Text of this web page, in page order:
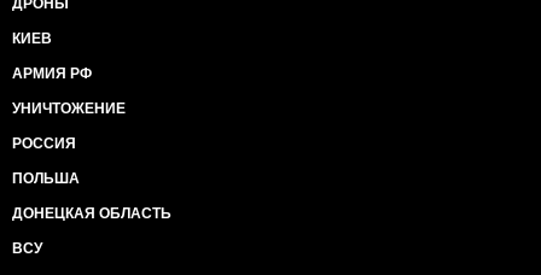
ДРОНЫ
КИЕВ
АРМИЯ РФ
УНИЧТОЖЕНИЕ
РОССИЯ
ПОЛЬША
ДОНЕЦКАЯ ОБЛАСТЬ
ВСУ